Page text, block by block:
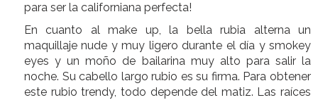
para ser la californiana perfecta!
En cuanto al make up, la bella rubia alterna un
maquillaje nude y muy ligero durante el día y smokey
eyes y un moño de bailarina muy alto para salir la
noche. Su cabello largo rubio es su firma. Para obtener
este rubio trendy, todo depende del matiz. Las raíces